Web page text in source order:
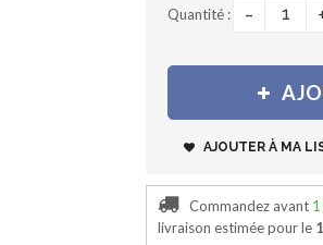
Quantité : -
AJOUTER À MA
Commandez avant
livraison estimée pour le